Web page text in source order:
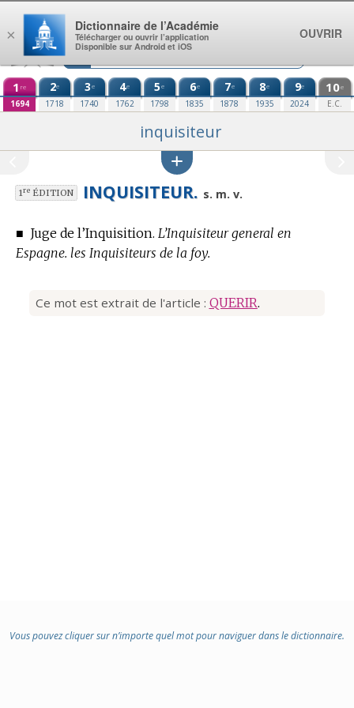
Aller au contenu
1 re
1694
2e
1718
3e
1740
4e
1762
5e
1798
6e
1835
7e
1878
8e
1935
9e
2024
10e
E.C.
inquisiteur
1reÉDITION INQUISITEUR. s. m. v.
■ Juge de l’Inquisition. L’Inquisiteur general en
Espagne. les Inquisiteurs de la foy.
Ce mot est extrait de l'article : QUERIR.
Vous pouvez cliquer sur n’importe quel mot pour naviguer dans le dictionnaire.
×
Dictionnaire de l’Académie
Télécharger ou ouvrir l’application
Disponible sur Android et iOS
OUVRIR